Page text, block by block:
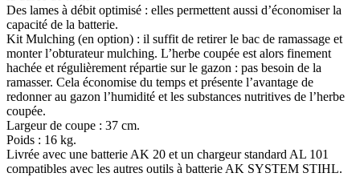
Des lames à débit optimisé : elles permettent aussi d’économiser la
capacité de la batterie.
Kit Mulching (en option) : il suffit de retirer le bac de ramassage et
monter l’obturateur mulching. L’herbe coupée est alors finement
hachée et régulièrement répartie sur le gazon : pas besoin de la
ramasser. Cela économise du temps et présente l’avantage de
redonner au gazon l’humidité et les substances nutritives de l’herbe
coupée.
Largeur de coupe : 37 cm.
Poids : 16 kg.
Livrée avec une batterie AK 20 et un chargeur standard AL 101
compatibles avec les autres outils à batterie AK SYSTEM STIHL.